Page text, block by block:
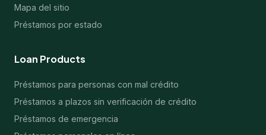
Mapa del sitio
Préstamos por estado
Loan Products
Préstamos para personas con mal crédito
Préstamos a plazos sin verificación de crédito
Préstamos de emergencia